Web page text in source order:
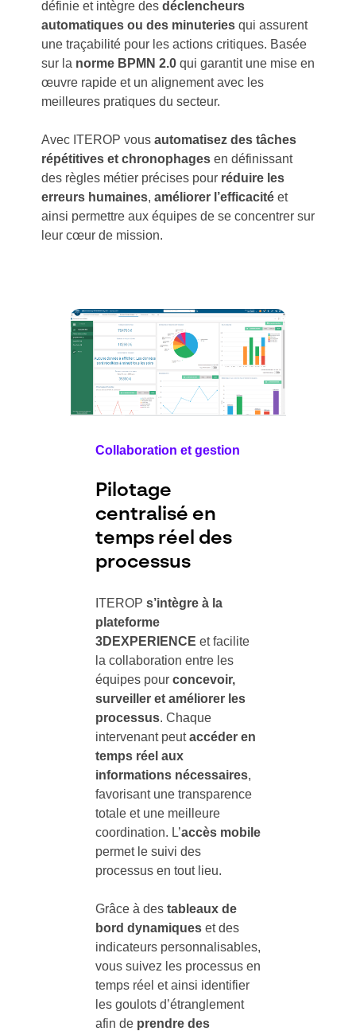
définie et intègre des déclencheurs
automatiques ou des minuteries qui assurent
une traçabilité pour les actions critiques. Basée
sur la norme BPMN 2.0 qui garantit une mise en
œuvre rapide et un alignement avec les
meilleures pratiques du secteur.
Avec ITEROP vous automatisez des tâches
répétitives et chronophages en définissant
des règles métier précises pour réduire les
erreurs humaines, améliorer l’efficacité et
ainsi permettre aux équipes de se concentrer sur
leur cœur de mission.
Collaboration et gestion
Pilotage
centralisé en
temps réel des
processus
ITEROP s’intègre à la
plateforme
3DEXPERIENCE et facilite
la collaboration entre les
équipes pour concevoir,
surveiller et améliorer les
processus. Chaque
intervenant peutaccéder en
temps réel aux
informations nécessaires,
favorisant une transparence
totale et une meilleure
coordination. L’accès mobile
permet le suivi des
processus en tout lieu.
Grâce à des tableaux de
bord dynamiques et des
indicateurs personnalisables,
vous suivez les processus en
temps réel et ainsi identifier
les goulots d’étranglement
afin de prendre des